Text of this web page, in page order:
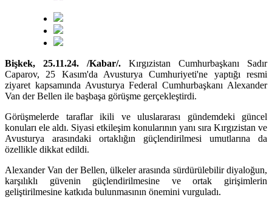
Bişkek, 25.11.24. /Kabar/. Kırgızistan Cumhurbaşkanı Sadır
Caparov, 25 Kasım'da Avusturya Cumhuriyeti'ne yaptığı resmi
ziyaret kapsamında Avusturya Federal Cumhurbaşkanı Alexander
Van der Bellen ile başbaşa görüşme gerçekleştirdi.
Görüşmelerde taraflar ikili ve uluslararası gündemdeki güncel
konuları ele aldı. Siyasi etkileşim konularının yanı sıra Kırgızistan ve
Avusturya arasındaki ortaklığın güçlendirilmesi umutlarına da
özellikle dikkat edildi.
Alexander Van der Bellen, ülkeler arasında sürdürülebilir diyaloğun,
karşılıklı güvenin güçlendirilmesine ve ortak girişimlerin
geliştirilmesine katkıda bulunmasının önemini vurguladı.